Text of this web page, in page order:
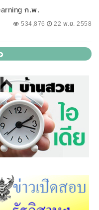
ก.พ.
534,876 22 พ.ย. 2558